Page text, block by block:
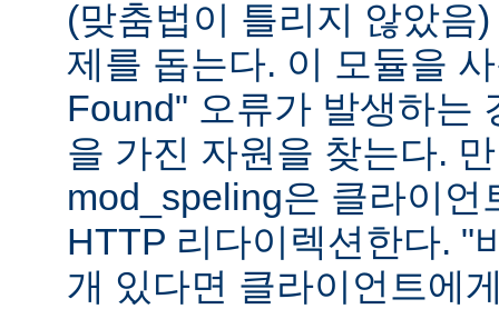
(맞춤법이 틀리지 않았음
제를 돕는다. 이 모듈을
Found" 오류가 발생하는
을 가진 자원을 찾는다.
mod_speling은 클라이언
HTTP 리다이렉션한다. "
개 있다면 클라이언트에